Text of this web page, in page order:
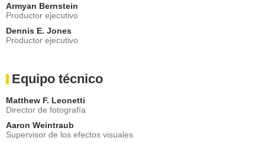
Armyan Bernstein
Productor ejecutivo
Dennis E. Jones
Productor ejecutivo
Equipo técnico
Matthew F. Leonetti
Director de fotografía
Aaron Weintraub
Supervisor de los efectos visuales